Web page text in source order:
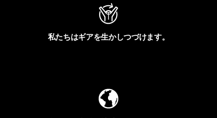
私たちはギアを生かしつづけます。